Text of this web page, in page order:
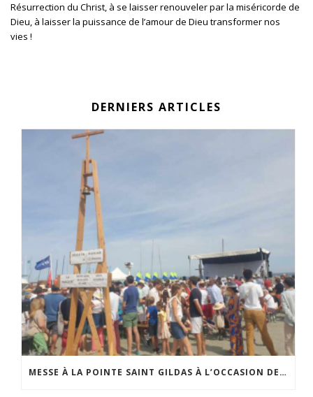
Résurrection du Christ, à se laisser renouveler par la miséricorde de
Dieu, à laisser la puissance de l’amour de Dieu transformer nos
vies !
DERNIERS ARTICLES
MESSE À LA POINTE SAINT GILDAS À L’OCCASION DE LA FÊTE DE LA MER